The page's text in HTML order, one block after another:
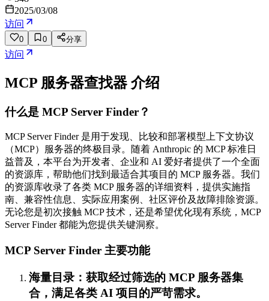
2025/03/08
访问
0 0 分享
访问
MCP 服务器查找器 介绍
什么是 MCP Server Finder？
MCP Server Finder 是用于发现、比较和部署模型上下文协议
（MCP）服务器的终极目录。随着 Anthropic 的 MCP 标准日
益普及，本平台为开发者、企业和 AI 爱好者提供了一个全面
的资源库，帮助他们找到最适合其项目的 MCP 服务器。我们
的资源库收录了各类 MCP 服务器的详细资料，提供实施指
南、兼容性信息、实际应用案例、社区评价及故障排除资源。
无论您是初次接触 MCP 技术，还是希望优化现有系统，MCP
Server Finder 都能为您提供关键洞察。
MCP Server Finder 主要功能
海量目录：获取经过筛选的 MCP 服务器集
合，满足各类 AI 项目的严苛需求。